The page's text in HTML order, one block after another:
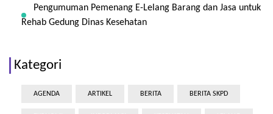
Pengumuman Pemenang E-Lelang Barang dan Jasa untuk
Rehab Gedung Dinas Kesehatan
Kategori
AGENDA ARTIKEL BERITA BERITA SKPD